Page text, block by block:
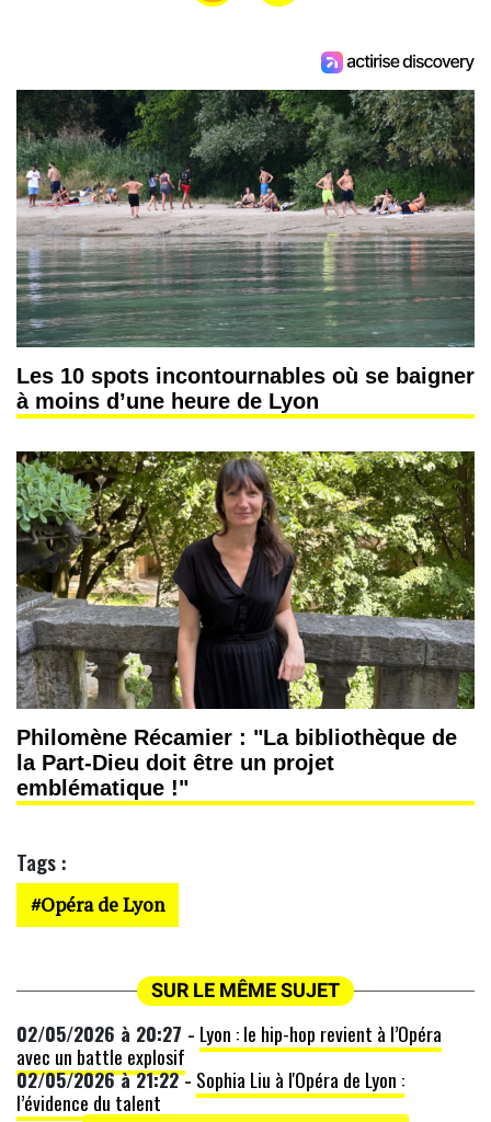
Les 10 spots incontournables où se baigner
à moins d’une heure de Lyon
Philomène Récamier : "La bibliothèque de
la Part-Dieu doit être un projet
emblématique !"
Tags :
Opéra de Lyon
SUR LE MÊME SUJET
02/05/2026 à 20:27 - Lyon : le hip-hop revient à l’Opéra
avec un battle explosif
02/05/2026 à 21:22 - Sophia Liu à l'Opéra de Lyon :
l’évidence du talent